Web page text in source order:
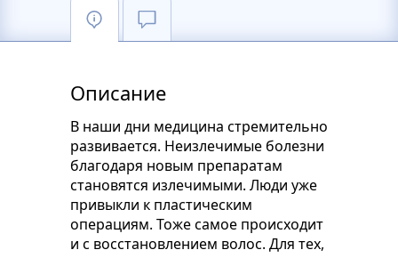
Описание
В наши дни медицина стремительно
развивается. Неизлечимые болезни
благодаря новым препаратам
становятся излечимыми. Люди уже
привыкли к пластическим
операциям. Тоже самое происходит
и с восстановлением волос. Для тех,